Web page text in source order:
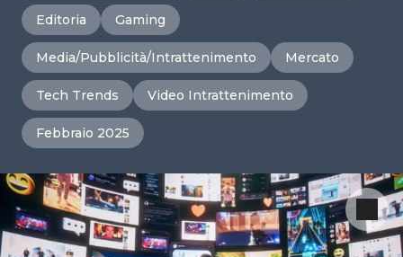
Editoria Gaming
Media/Pubblicità/Intrattenimento Mercato
Tech Trends Video Intrattenimento
Febbraio 2025